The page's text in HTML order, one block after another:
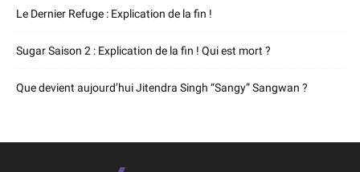
Le Dernier Refuge : Explication de la fin !
Sugar Saison 2 : Explication de la fin ! Qui est mort ?
Que devient aujourd’hui Jitendra Singh “Sangy” Sangwan ?